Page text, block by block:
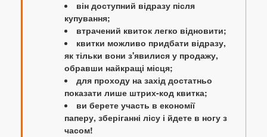
він доступний відразу після
купування;
втрачений квиток легко відновити;
квитки можливо придбати відразу,
як тільки вони з'явилися у продажу,
обравши найкращі місця;
для проходу на захід достатньо
показати лише штрих-код квитка;
ви берете участь в економії
паперу, зберіганні лісу і йдете в ногу з
часом!